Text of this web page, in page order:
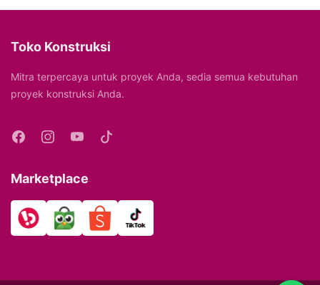
Toko Konstruksi
Mitra terpercaya untuk proyek Anda, sedia semua kebutuhan
proyek konstruksi Anda.
Marketplace